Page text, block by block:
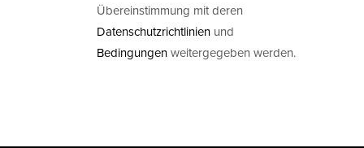
Übereinstimmung mit deren
Datenschutzrichtlinien und
Bedingungenweitergegeben werden.